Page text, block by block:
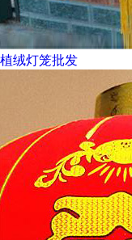
植绒灯笼批发